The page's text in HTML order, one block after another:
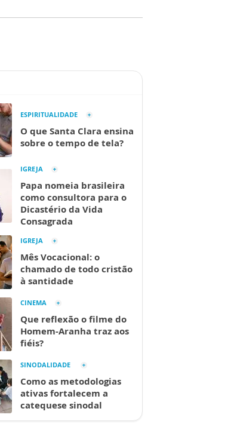
ESPIRITUALIDADE
O que Santa Clara ensina
sobre o tempo de tela?
IGREJA
Papa nomeia brasileira
como consultora para o
Dicastério da Vida
Consagrada
IGREJA
Mês Vocacional: o
chamado de todo cristão
à santidade
CINEMA
Que reflexão o filme do
Homem-Aranha traz aos
fiéis?
SINODALIDADE
Como as metodologias
ativas fortalecem a
catequese sinodal